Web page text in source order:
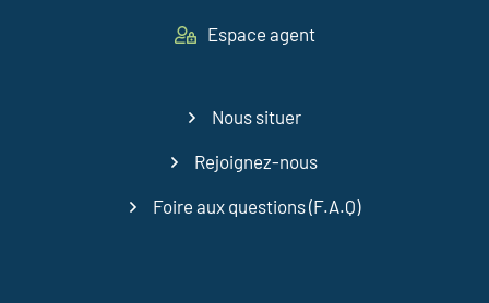
Espace agent
Nous situer
Rejoignez-nous
Foire aux questions (F.A.Q)